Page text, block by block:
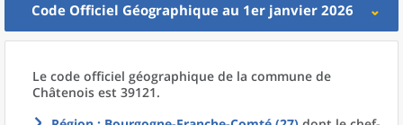
Code Officiel Géographique au 1er janvier 2026
Le code officiel géographique de la commune de
Châtenois est 39121.